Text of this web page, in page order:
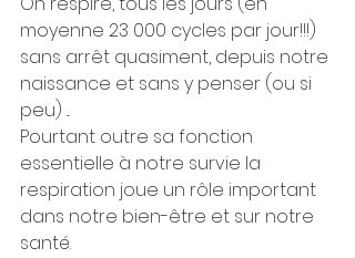
moyenne 23 000 cycles par jour!!!)
sans arrêt quasiment, depuis notre
naissance et sans y penser (ou si
peu) ...
Pourtant outre sa fonction
essentielle à notre survie la
respiration joue un rôle important
dans notre bien-être et sur notre
santé.